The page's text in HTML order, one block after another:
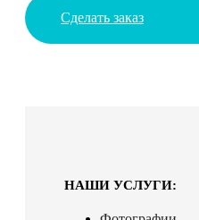
Сделать заказ
НАШИ УСЛУГИ: